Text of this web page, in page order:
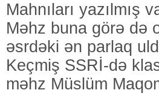
Mahnıları yazılmış
Məhz buna görə də
əsrdəki ən parlaq
Keçmiş SSRİ-də
məhz Müslüm